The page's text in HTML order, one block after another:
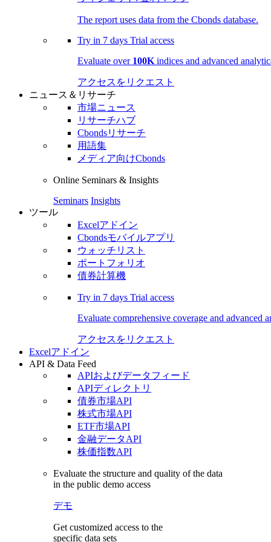
The report uses data from the Cbonds database.
Try in 7 days Trial access
Evaluate over 100K indices and advanced
アクセスをリクエスト
ニュース＆リサーチ
市場ニュース
リサーチハブ
Cbondsリサーチ
用語集
メディア向けCbonds
Online Seminars & Insights
Seminars Insights
ツール
Excelアドイン
Cbondsモバイルアプリ
ウォッチリスト
ポートフォリオ
債券計算機
Try in 7 days Trial access
Evaluate comprehensive coverage and advanced
アクセスをリクエスト
Excelアドイン
API & Data Feed
APIおよびデータフィード
APIディレクトリ
債券市場API
株式市場API
ETF市場API
金融データAPI
株価指数API
Evaluate the structure and quality of the data
in the public demo access
デモ
Get customized access to the
specific data sets